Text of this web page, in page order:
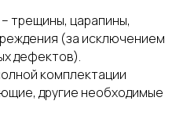
трещины, царапины,
(за исключением
дефектов).
комплектации
другие необходимые